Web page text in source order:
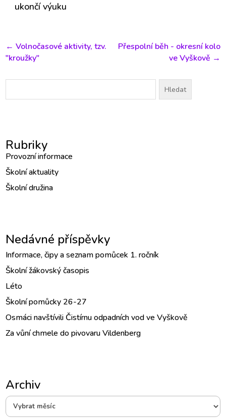
ukončí výuku
←Volnočasové aktivity, tzv.
"kroužky"
Přespolní běh - okresní kolo
ve Vyškově →
Vyhledávání
Rubriky
Provozní informace
Školní aktuality
Školní družina
Nedávné příspěvky
Informace, čipy a seznam pomůcek 1. ročník
Školní žákovský časopis
Léto
Školní pomůcky 26-27
Osmáci navštívili Čistírnu odpadních vod ve Vyškově
Za vůní chmele do pivovaru Vildenberg
ArchivArchiv